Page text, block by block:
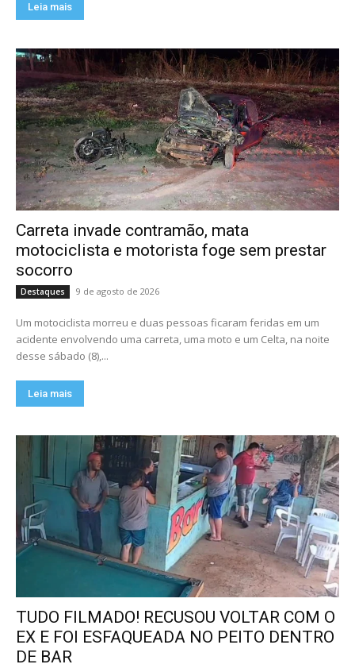
Leia mais
Carreta invade contramão, mata
motociclista e motorista foge sem prestar
socorro
Destaques 9 de agosto de 2026
Um motociclista morreu e duas pessoas ficaram feridas em um
acidente envolvendo uma carreta, uma moto e um Celta, na noite
desse sábado (8),...
Leia mais
TUDO FILMADO! RECUSOU VOLTAR COM O
EX E FOI ESFAQUEADA NO PEITO DENTRO
DE BAR